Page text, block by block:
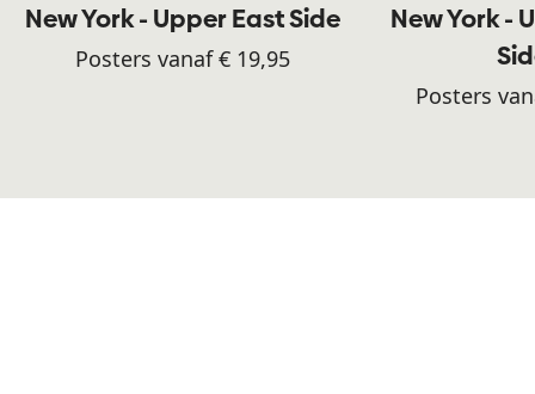
New York - Upper East Side
Posters vanaf € 19,95
New York -
Posters